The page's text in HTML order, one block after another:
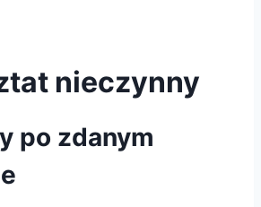
nieczynny
po zdanym